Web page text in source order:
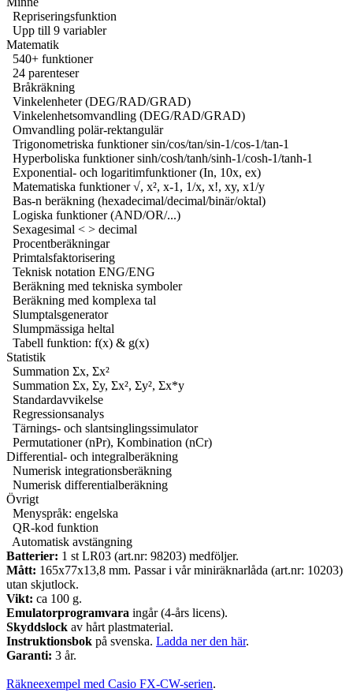
Repriseringsfunktion
Upp till 9 variabler
Matematik
540+ funktioner
24 parenteser
Bråkräkning
Vinkelenheter (DEG/RAD/GRAD)
Vinkelenhetsomvandling (DEG/RAD/GRAD)
Omvandling polär-rektangulär
Trigonometriska funktioner sin/cos/tan/sin-1/cos-1/tan-1
Hyperboliska funktioner sinh/cosh/tanh/sinh-1/cosh-1/tanh-1
Exponential- och logaritimfunktioner (In, 10x, ex)
Matematiska funktioner √, x², x-1, 1/x, x!, xy, x1/y
Bas-n beräkning (hexadecimal/decimal/binär/oktal)
Logiska funktioner (AND/OR/...)
Sexagesimal < > decimal
Procentberäkningar
Primtalsfaktorisering
Teknisk notation ENG/ENG
Beräkning med tekniska symboler
Beräkning med komplexa tal
Slumptalsgenerator
Slumpmässiga heltal
Tabell funktion: f(x) & g(x)
Statistik
Summation Σx, Σx²
Summation Σx, Σy, Σx², Σy², Σx*y
Standardavvikelse
Regressionsanalys
Tärnings- och slantsinglingssimulator
Permutationer (nPr), Kombination (nCr)
Differential- och integralberäkning
Numerisk integrationsberäkning
Numerisk differentialberäkning
Övrigt
Menyspråk: engelska
QR-kod funktion
Automatisk avstängning
Batterier: 1 st LR03 (art.nr: 98203) medföljer.
Mått: 165x77x13,8 mm. Passar i vår miniräknarlåda (art.nr: 10203)
utan skjutlock.
Vikt: ca 100 g.
Emulatorprogramvara ingår (4-års licens).
Skyddslock av hårt plastmaterial.
Instruktionsbok på svenska. Ladda ner den här.
Garanti: 3 år.
Räkneexempel med Casio FX-CW-serien.